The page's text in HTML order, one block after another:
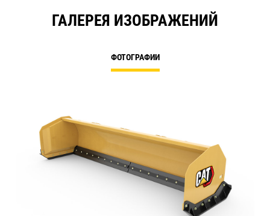
ГАЛЕРЕЯ ИЗОБРАЖЕНИЙ
ФОТОГРАФИИ